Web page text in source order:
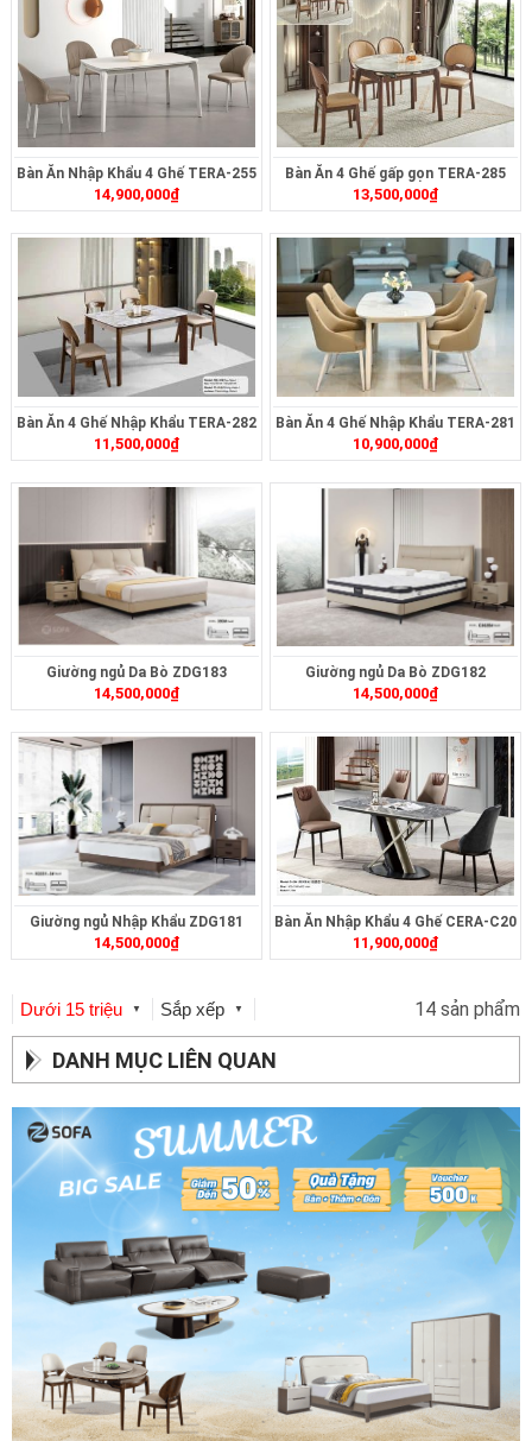
Bàn Ăn Nhập Khẩu 4 Ghế TERA-255
14,900,000₫
Bàn Ăn 4 Ghế gấp gọn TERA-285
13,500,000₫
Bàn Ăn 4 Ghế Nhập Khẩu TERA-282
11,500,000₫
Bàn Ăn 4 Ghế Nhập Khẩu TERA-281
10,900,000₫
Giường ngủ Da Bò ZDG183
14,500,000₫
Giường ngủ Da Bò ZDG182
14,500,000₫
Giường ngủ Nhập Khẩu ZDG181
14,500,000₫
Bàn Ăn Nhập Khẩu 4 Ghế CERA-C20
11,900,000₫
Dưới 15 triệu ▼ Sắp xếp ▼ 14 sản phẩm
DANH MỤC LIÊN QUAN